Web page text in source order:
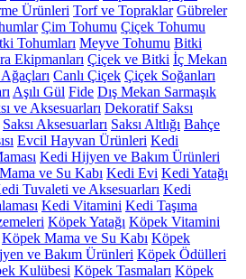
Ürünleri Torf ve Topraklar Gübreler
Çim Tohumu Çiçek Tohumu
Tohumları Meyve Tohumu Bitki
Ekipmanları Çiçek ve Bitki İç Mekan
Canlı Çiçek Çiçek Soğanları
Aşılı Gül Fide Dış Mekan Sarmaşık
ve Aksesuarları Dekoratif Saksı
Saksı Aksesuarları Saksı Altlığı Bahçe
Evcil Hayvan Ürünleri Kedi
Kedi Hijyen ve Bakım Ürünleri
ve Su Kabı Kedi Evi Kedi Yatağı
Tuvaleti ve Aksesuarları Kedi
Kedi Vitamini Kedi Taşıma
Köpek Yatağı Köpek Vitamini
Köpek Mama ve Su Kabı Köpek
ve Bakım Ürünleri Köpek Ödülleri
Kulübesi Köpek Tasmaları Köpek